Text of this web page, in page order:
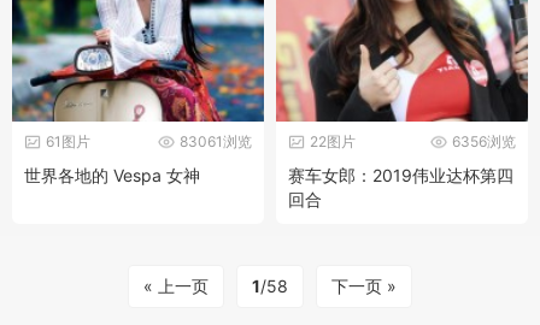
83061浏览
61图片
世界各地的 Vespa 女神
6356浏览
22图片
赛车女郎：2019伟业达杯第四
回合
« 上一页 1/58 下一页 »